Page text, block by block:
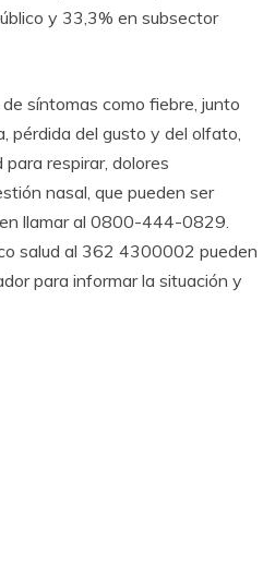
y 33,3% en subsector
síntomas como fiebre, junto
pérdida del gusto y del olfato,
respirar, dolores
nasal, que pueden ser
llamar al 0800-444-0829.
salud al 362 4300002 pueden
para informar la situación y